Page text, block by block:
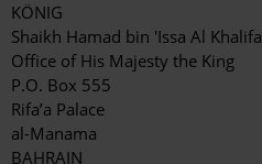
KÖNIG
Shaikh Hamad bin 'Issa Al Khalifa
Office of His Majesty the King
P.O. Box 555
Rifa’a Palace
al-Manama
BAHRAIN